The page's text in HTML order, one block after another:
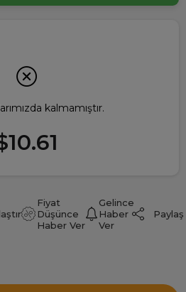
kalmamıştır.
Fiyat
Düşünce
Haber Ver
Gelince
Haber
Ver
Paylaş